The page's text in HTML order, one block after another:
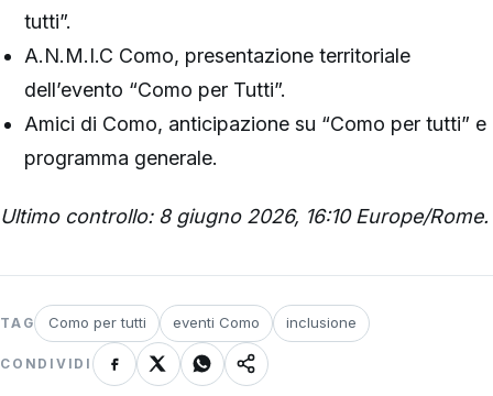
tutti”.
A.N.M.I.C Como, presentazione territoriale
dell’evento “Como per Tutti”.
Amici di Como, anticipazione su “Como per tutti” e
programma generale.
Ultimo controllo: 8 giugno 2026, 16:10 Europe/Rome.
TAG Como per tutti eventi Como inclusione
CONDIVIDI